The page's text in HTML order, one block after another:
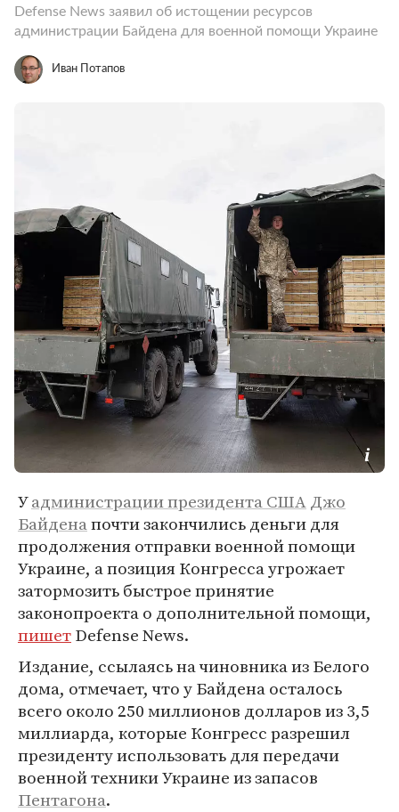
Defense News заявил об истощении ресурсов
администрации Байдена для военной помощи Украине
Иван Потапов
Уадминистрации президента СШАДжо
Байденапочти закончились деньги для
продолжения отправки военной помощи
Украине, а позиция Конгресса угрожает
затормозить быстрое принятие
законопроекта о дополнительной помощи,
пишетDefense News.
Издание, ссылаясь на чиновника из Белого
дома, отмечает, что у Байдена осталось
всего около 250 миллионов долларов из 3,5
миллиарда, которые Конгресс разрешил
президенту использовать для передачи
военной техники Украине из запасов
Пентагона.